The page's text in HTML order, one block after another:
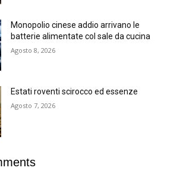
Monopolio cinese addio arrivano le
batterie alimentate col sale da cucina
Agosto 8, 2026
Estati roventi scirocco ed essenze
Agosto 7, 2026